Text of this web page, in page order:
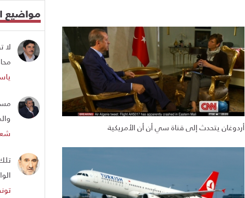
أردوغان يتحدث إلى قناة سي أن أن الأمريكية
مواضيع